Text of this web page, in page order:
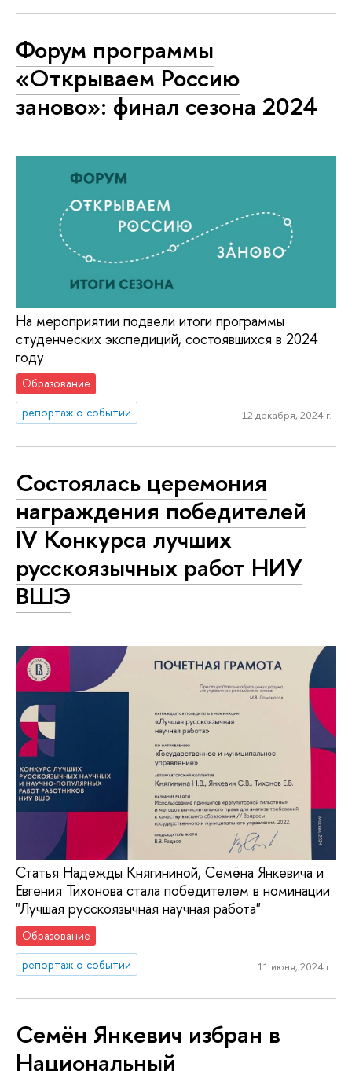
Форум программы
«Открываем Россию
заново»: финал сезона 2024
На мероприятии подвели итоги программы
студенческих экспедиций, состоявшихся в 2024
году
Образование
репортаж о событии
12 декабря, 2024 г.
Состоялась церемония
награждения победителей
IV Конкурса лучших
русскоязычных работ НИУ
ВШЭ
Статья Надежды Княгининой, Семёна Янкевича и
Евгения Тихонова стала победителем в номинации
"Лучшая русскоязычная научная работа"
Образование
репортаж о событии
11 июня, 2024 г.
Семён Янкевич избран в
Национальный